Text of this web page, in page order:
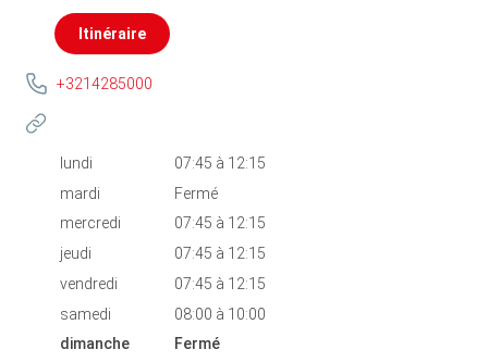
Itinéraire
+3214285000
lundi 07:45 à 12:15
mardi
Fermé
mercredi
07:45 à 12:15
jeudi
07:45 à 12:15
vendredi
07:45 à 12:15
samedi
08:00 à 10:00
dimanche
Fermé